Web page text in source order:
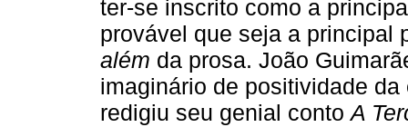
ter-se inscrito como a
provável que seja a principal
além da prosa. João
imaginário de positividade
redigiu seu genial contoA